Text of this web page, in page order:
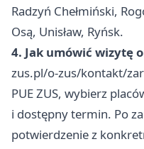
Radzyń Chełmiński,
Osą, Unisław, Ryńsk.
4. Jak umówić wizytę
zus.pl/o-zus/kontakt/
PUE ZUS, wybierz
i dostępny termin. Po
potwierdzenie z